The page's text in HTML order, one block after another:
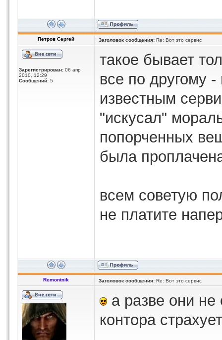
Петров Сергей Заголовок сообщения: Re: Вот это сервис
Зарегистрирован: 06 апр
2010, 12:29
Сообщений: 5
такое бывает
все по другому
известным
"искусал"
попорченных
была
всем советую
не платите
Remontnik Заголовок сообщения: Re: Вот это сервис
а разве они не
контора